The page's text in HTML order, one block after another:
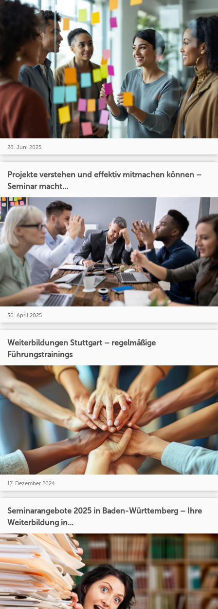
26. Juni 2025
Projekte verstehen und effektiv mitmachen können –
Seminar macht...
30. April 2025
Weiterbildungen Stuttgart – regelmäßige
Führungstrainings
17. Dezember 2024
Seminarangebote 2025 in Baden-Württemberg – Ihre
Weiterbildung in...